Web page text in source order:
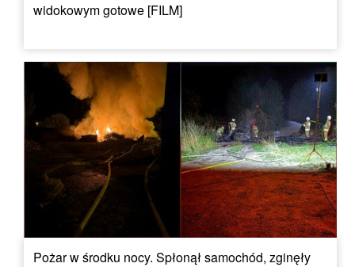
widokowym gotowe [FILM]
Pożar w środku nocy. Spłonął samochód, zginęły